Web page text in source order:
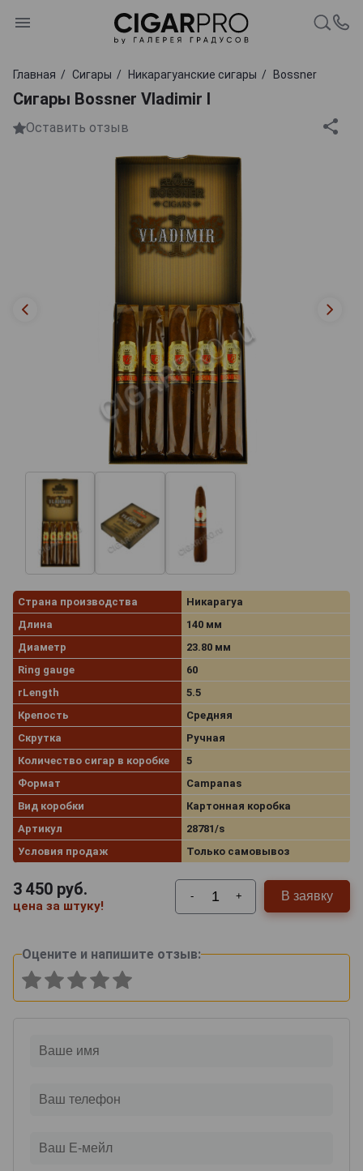
Главная Сигары Никарагуанские сигары Bossner
Сигары Bossner Vladimir I
Оставить отзыв
Страна производства
Никарагуа
Длина
140 мм
Диаметр
23.80 мм
Ring gauge
60
rLength
5.5
Крепость
Средняя
Скрутка
Ручная
Количество сигар в коробке
5
Формат
Campanas
Вид коробки
Картонная коробка
Артикул
28781/s
Условия продаж
Только самовывоз
3 450 руб.
цена за штуку!
- + В заявку
Оцените и напишите отзыв: